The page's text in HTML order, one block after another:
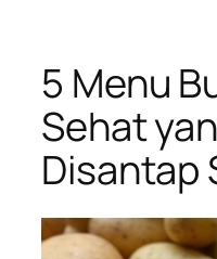
5 Menu
Sehat
Disantap